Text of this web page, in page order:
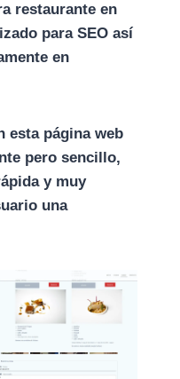
restaurante en
para SEO así
en
esta página web
pero sencillo,
y muy
una